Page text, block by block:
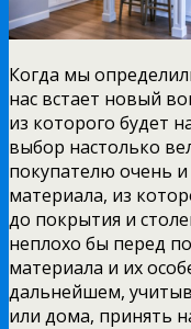
Когда мы
нас встает новый
из которого будет
выбор настолько
покупателю очень
материала, из
до покрытия и
неплохо бы перед
материала и их
дальнейшем,
или дома, принять